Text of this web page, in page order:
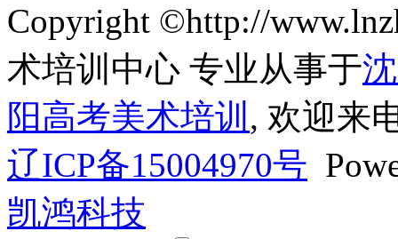
Copyright ©http://
术培训中心 专业从事于
阳高考美术培训 , 欢迎来
辽ICP备15004970号
凯鸿科技